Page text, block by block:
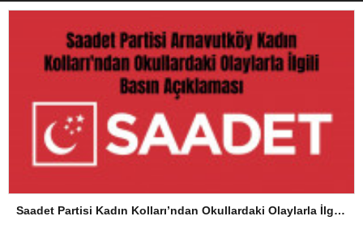
Saadet Partisi Kadın Kolları’ndan Okullardaki Olaylarla İlgili Basın Açıklaması